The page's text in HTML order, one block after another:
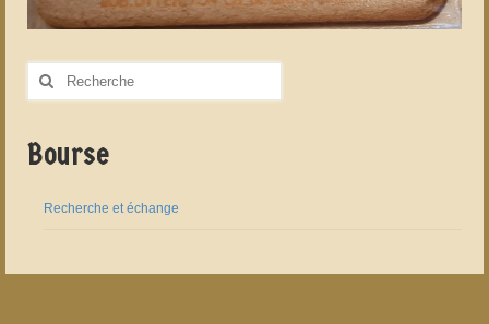
Rechercher
Bourse
Recherche et échange